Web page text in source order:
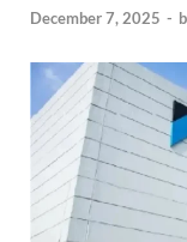
December 7, 2025 -